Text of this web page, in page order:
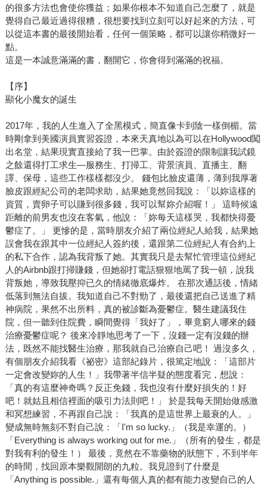
的很多方法也會使你獲益；如果你根本不知道自己怎麼了，就是
覺得自己最近過得很糟，很想要找到立刻可以好起來的方法，可
以從這本書的最後開始看，任何一個策略，都可以讓你稍微好一
點。
這是一本誠意滿滿的書，翻開它，你會得到滿滿的祝福。
【序】
顯化小魔女的誕生
2017年，我的人生進入了全黑模式，簡直像卡到陰一樣倒楣。當
時剛拿到美國演員實習簽證，本來天真地以為可以在Hollywood闖
出名堂，結果現實直接給了我一巴掌。由於簽證的限制讓我試鏡
之餘還得打工求生—服務生、打掃工、背景演員、直播主、翻
譯、保母，這些工作樣樣都沒少。 錢包比臉皮還薄，薄到我厚著
臉皮跟經紀公司的老闆求助，結果她竟然回我說：「以妳這樣的
資質，賣卵子可以賺到很多錢，我可以幫妳介紹喔！」 這時候遠
距離的前男友也沒在客氣，他說：「妳每天這樣哭，我都快得憂
鬱症了。」 更慘的是，當時朋友介紹了兩位經紀人給我，結果她
誤會我在跟其中一位經紀人簽約後，還跟第二位經紀人有合約上
的私下合作，認為我背叛了她。其實我只是去幫忙管理這位經紀
人的Airbnb跟打掃賺錢，但她卻打電話狠狠地罵了我一頓，說我
背叛她，導致我壓抑已久的情緒徹底爆炸。 在那次通話後，情緒
低落到無法自拔。我知道自己不對勁了，最後還把自己送進了精
神病院，果然不出所料，真的被診斷為憂鬱症。醫生建議我住
院，但一聽到住院費，瞬間覺得「我好了」，畢竟窮人哪來的錢
治療憂鬱症呢？ 後來冷靜地思考了一下，沒錢一定有沒錢的辦
法，既然不能找醫生治療，那我就自己治療自己吧！ 過沒多久，
有個朋友介紹我看《祕密》這部紀錄片，很篤定地說：「這部片
一定會改變妳的人生！」我帶著半信半疑的態度看完，想說：
「真的有這麼神奇嗎？反正免錢，我也沒有什麼好損失的！好
吧！就姑且相信裡面的吸引力法則吧！」 於是我每天開始做感激
和冥想練習，不再跟自己說：「我真的是這世界上最衰的人。」
變成無時無刻不對自己說：「I'm so lucky.」（我是幸運的。）
「Everything is always working out for me.」（所有的發生，都是
對我有利的發生！） 最後，竟然在不靠藥物的狀態下，不到半年
的時間，找回原本樂觀開朗的九粒。我見證到了什麼是
「Anything is possible.」還有每個人真的都有能力改變自己的人